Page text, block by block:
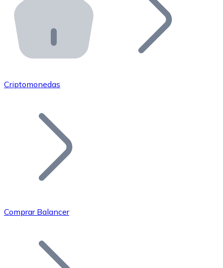
Integra un ATM Bitnovo en tu negocio y permite que
Bitnovo API
Integra nuestra API en tu ecosistema.
Únete a nuestra red de distribuidores.
Añade tu proyecto a nuestro ecosistema.
Bitcoin
Criptomonedas
Comprar Balancer